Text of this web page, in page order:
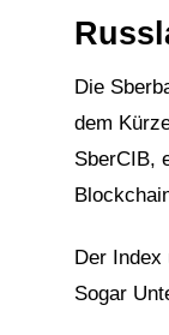
Die
dem
SberCIB,
Der Index
Sogar